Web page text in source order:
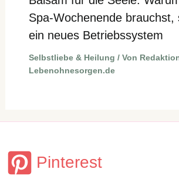
Spa-Wochenende brauchst,
ein neues Betriebssystem
Selbstliebe & Heilung / Von
Lebenohnesorgen.de
Pinterest